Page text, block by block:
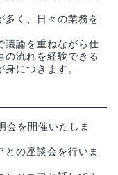
多く、日々の業務を
議論を重ねながら仕
の流れを経験できる
につきます。
を開催いたしま
の座談会を行いま